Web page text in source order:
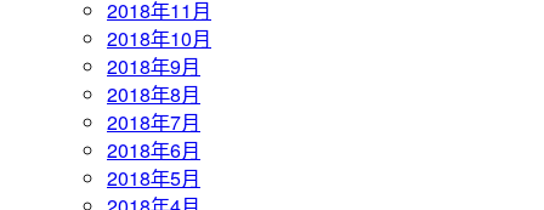
2018年11月
2018年10月
2018年9月
2018年8月
2018年7月
2018年6月
2018年5月